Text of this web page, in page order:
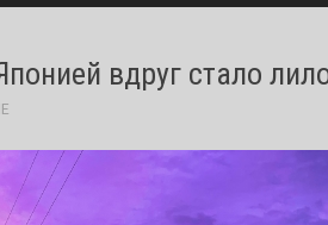
вдруг стало